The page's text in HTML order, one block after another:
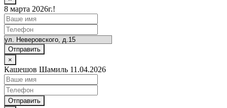
8 марта 2026г.!
Отправить
×
Кашешов Шамиль 11.04.2026
Отправить